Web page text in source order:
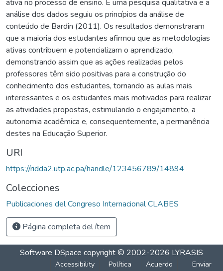
ativa no processo de ensino. É uma pesquisa qualitativa e a
análise dos dados seguiu os princípios da análise de
conteúdo de Bardin (2011). Os resultados demonstraram
que a maioria dos estudantes afirmou que as metodologias
ativas contribuem e potencializam o aprendizado,
demonstrando assim que as ações realizadas pelos
professores têm sido positivas para a construção do
conhecimento dos estudantes, tornando as aulas mais
interessantes e os estudantes mais motivados para realizar
as atividades propostas, estimulando o engajamento, a
autonomia acadêmica e, consequentemente, a permanência
destes na Educação Superior.
URI
https://ridda2.utp.ac.pa/handle/123456789/14894
Colecciones
Publicaciones del Congreso Internacional CLABES
Página completa del ítem
Software DSpace copyright © 2002-2026 LYRASIS
Accessibility
Política
Acuerdo
Enviar